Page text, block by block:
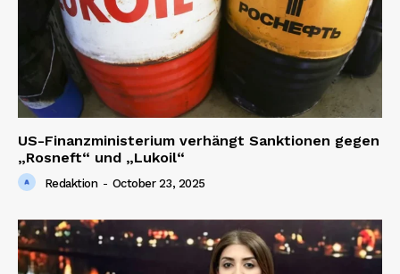
Company
About us
Contact us
US-Finanzministerium verhängt Sanktionen gegen
„Rosneft“ und „Lukoil“
Redaktion - October 23, 2025